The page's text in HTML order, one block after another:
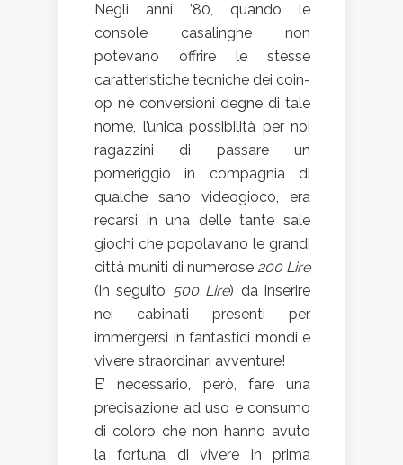
Negli anni ’80, quando le
console casalinghe non
potevano offrire le stesse
caratteristiche tecniche dei coin-
op nè conversioni degne di tale
nome, l’unica possibilità per noi
ragazzini di passare un
pomeriggio in compagnia di
qualche sano videogioco, era
recarsi in una delle tante sale
giochi che popolavano le grandi
città muniti di numerose 200 Lire
(in seguito 500 Lire) da inserire
nei cabinati presenti per
immergersi in fantastici mondi e
vivere straordinari avventure!
E’ necessario, però, fare una
precisazione ad uso e consumo
di coloro che non hanno avuto
la fortuna di vivere in prima